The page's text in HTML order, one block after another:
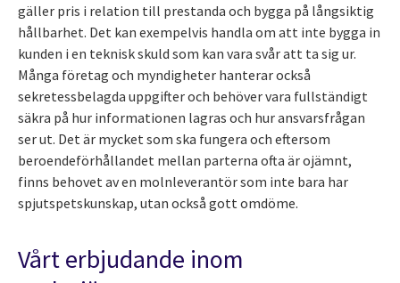
gäller pris i relation till prestanda och bygga på långsiktig
hållbarhet. Det kan exempelvis handla om att inte bygga in
kunden i en teknisk skuld som kan vara svår att ta sig ur.
Många företag och myndigheter hanterar också
sekretessbelagda uppgifter och behöver vara fullständigt
säkra på hur informationen lagras och hur ansvarsfrågan
ser ut. Det är mycket som ska fungera och eftersom
beroendeförhållandet mellan parterna ofta är ojämnt,
finns behovet av en molnleverantör som inte bara har
spjutspetskunskap, utan också gott omdöme.
Vårt erbjudande inom